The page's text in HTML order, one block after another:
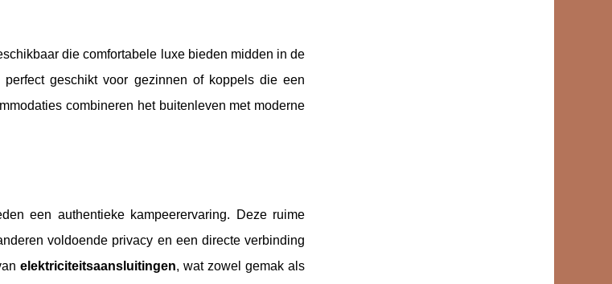
die comfortabele luxe bieden midden in de
geschikt voor gezinnen of koppels die een
combineren het buitenleven met moderne
een authentieke kampeerervaring. Deze ruime
voldoende privacy en een directe verbinding
elektriciteitsaansluitingen, wat zowel gemak als